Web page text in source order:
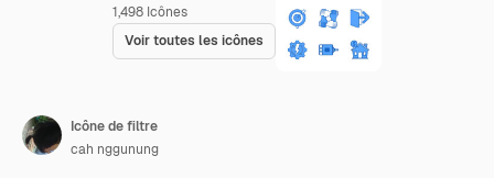
1,498 Icônes
Voir toutes les icônes
Icône de filtre
cah nggunung